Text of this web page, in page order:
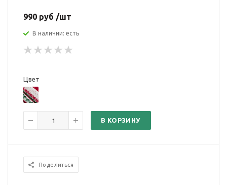
990 руб /шт
В наличии: есть
Цвет
В КОРЗИНУ
Поделиться